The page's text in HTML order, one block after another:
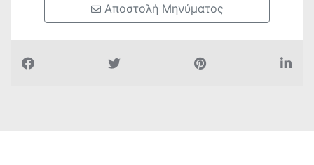
Αποστολή Μηνύματος